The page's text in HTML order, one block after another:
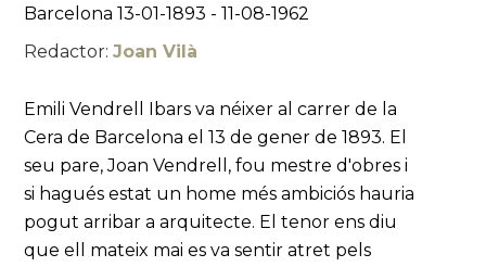
Barcelona 13-01-1893 - 11-08-1962
Redactor:Joan Vilà
Emili Vendrell Ibars va néixer al carrer de la
Cera de Barcelona el 13 de gener de 1893. El
seu pare, Joan Vendrell, fou mestre d'obres i
si hagués estat un home més ambiciós hauria
pogut arribar a arquitecte. El tenor ens diu
que ell mateix mai es va sentir atret pels